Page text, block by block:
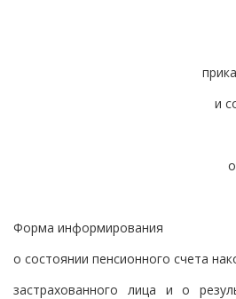
и
Форма информирования
о состоянии пенсионного счета
застрахованного лица и о